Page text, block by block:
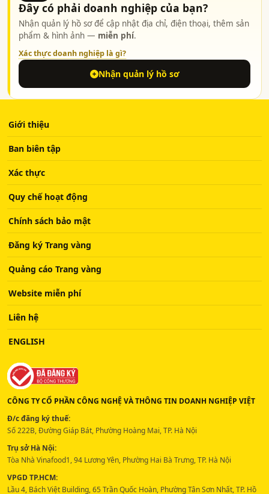
Đây có phải doanh nghiệp của bạn?
Nhận quản lý hồ sơ để cập nhật địa chỉ, điện thoại, thêm sản
phẩm & hình ảnh — miễn phí.
Xác thực doanh nghiệp là gì?
Nhận quản lý hồ sơ
Giới thiệu
Ban biên tập
Xác thực
Quy chế hoạt động
Chính sách bảo mật
Đăng ký Trang vàng
Quảng cáo Trang vàng
Website miễn phí
Liên hệ
ENGLISH
CÔNG TY CỔ PHẦN CÔNG NGHỆ VÀ THÔNG TIN DOANH NGHIỆP VIỆT
Đ/c đăng ký thuế:
Số 222B, Đường Giáp Bát, Phường Hoàng Mai, TP. Hà Nội
Trụ sở Hà Nội:
Tòa Nhà Vinafood1, 94 Lương Yên, Phường Hai Bà Trưng, TP. Hà Nội
VPGD TP.HCM:
Lầu 4, Bách Việt Building, 65 Trần Quốc Hoàn, Phường Tân Sơn Nhất, TP. Hồ